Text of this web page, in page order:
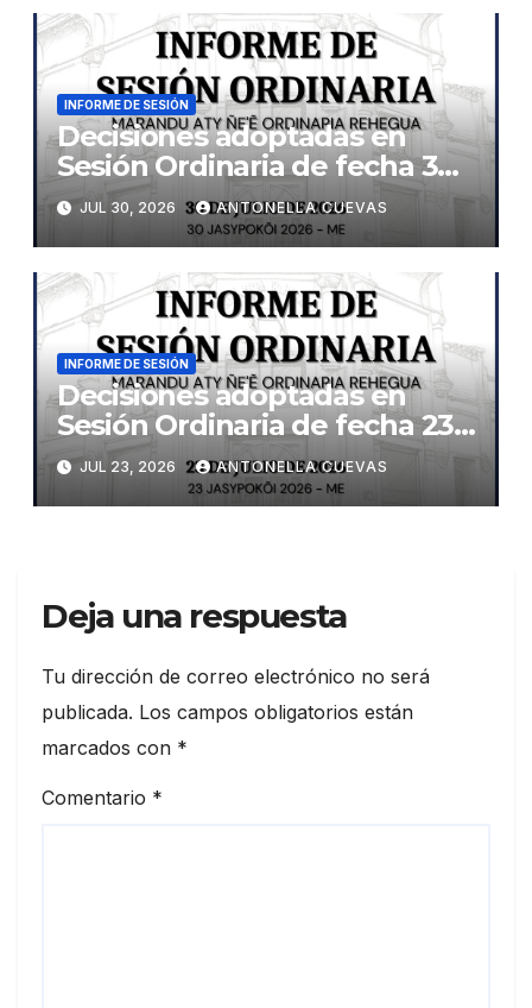
INFORME DE SESIÓN
Decisiones adoptadas en
Sesión Ordinaria de fecha 30
de julio de 2026
JUL 30, 2026 ANTONELLA CUEVAS
INFORME DE SESIÓN
Decisiones adoptadas en
Sesión Ordinaria de fecha 23
de julio de 2026
JUL 23, 2026 ANTONELLA CUEVAS
Deja una respuesta
Tu dirección de correo electrónico no será
publicada. Los campos obligatorios están
marcados con *
Comentario *